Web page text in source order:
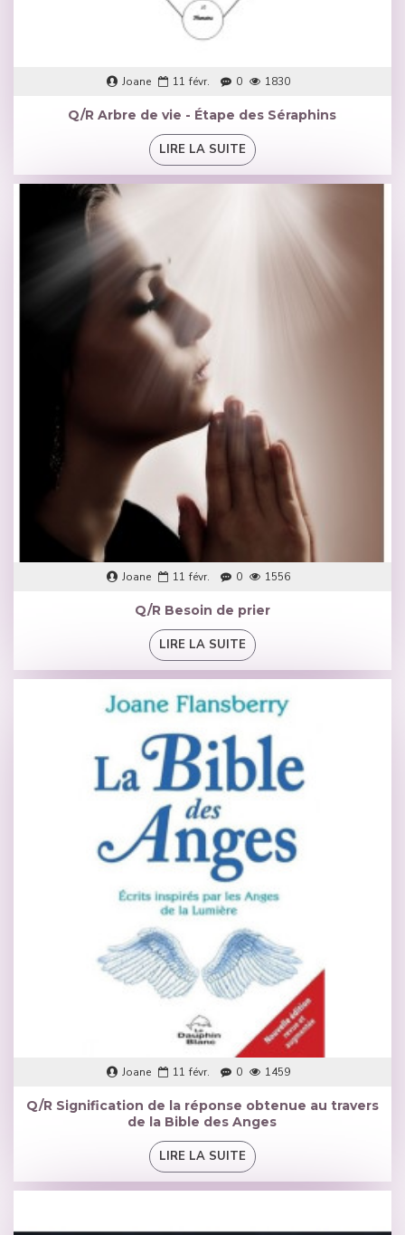
Joane 11 févr. 0 1830
Q/R Arbre de vie - Étape des Séraphins
LIRE LA SUITE
Joane 11 févr. 0 1556
Q/R Besoin de prier
LIRE LA SUITE
Joane 11 févr. 0 1459
Q/R Signification de la réponse obtenue au travers
de la Bible des Anges
LIRE LA SUITE